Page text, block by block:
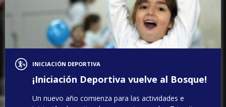
INICIACIÓN DEPORTIVA
¡Iniciación Deportiva vuelve al Bosque!
Un nuevo año comienza para las actividades e